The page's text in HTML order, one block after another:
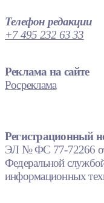
Телефон редакции
+7 495 232 63 33
Реклама на сайте
Росреклама
Регистрационный
ЭЛ № ФС 77-72266 от
Федеральной
информационных